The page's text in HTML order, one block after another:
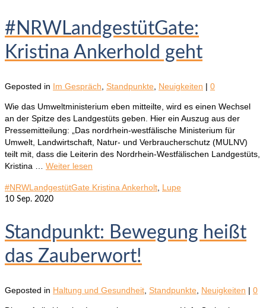
#NRWLandgestütGate:
Kristina Ankerhold geht
Geposted in Im Gespräch Standpunkte Neuigkeiten | 0
Wie das Umweltministerium eben mitteilte, wird es einen Wechsel
an der Spitze des Landgestüts geben. Hier ein Auszug aus der
Pressemitteilung: „Das nordrhein-westfälische Ministerium für
Umwelt, Landwirtschaft, Natur- und Verbraucherschutz (MULNV)
teilt mit, dass die Leiterin des Nordrhein-Westfälischen Landgestüts,
Kristina … Weiter lesen
#NRWLandgestütGate Kristina Ankerholt Lupe
10 Sep. 2020
Standpunkt: Bewegung heißt
das Zauberwort!
Geposted in Haltung und Gesundheit Standpunkte Neuigkeiten | 0